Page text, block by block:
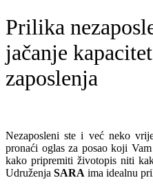
Prilika
jačanje
zaposlenja
Nezaposleni ste i već neko
pronaći oglas za posao koji
kako pripremiti životopis niti
Udruženja SARA ima idealnu